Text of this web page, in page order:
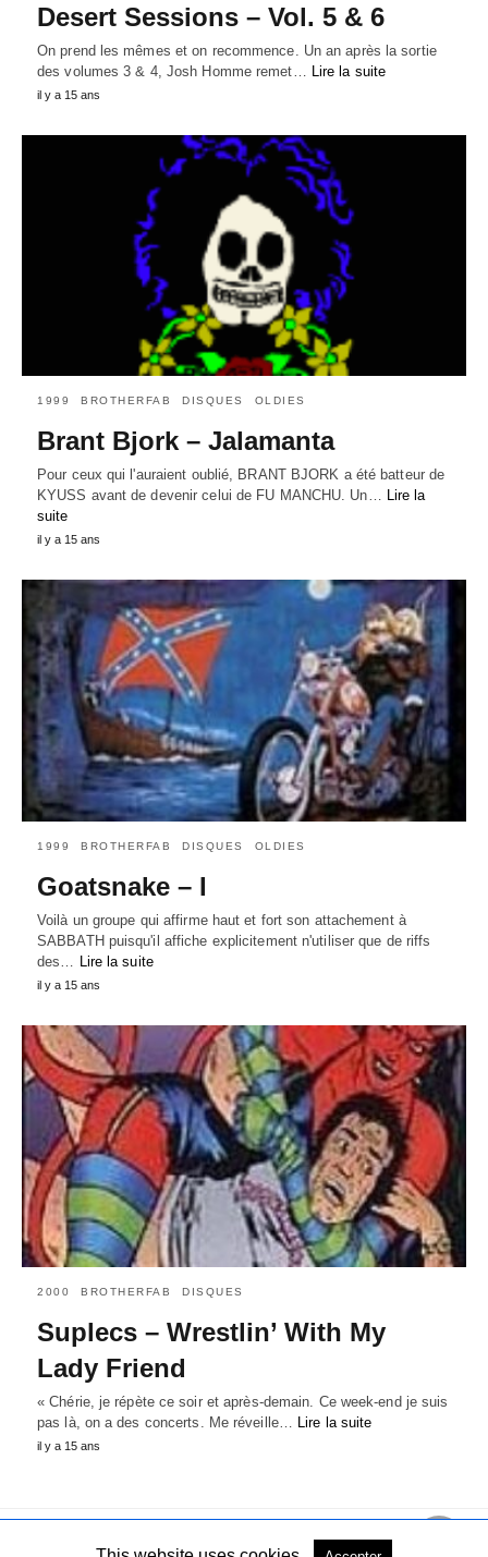
Desert Sessions – Vol. 5 & 6
On prend les mêmes et on recommence. Un an après la sortie
des volumes 3 & 4, Josh Homme remet… Lire la suite
il y a 15 ans
1999 BROTHERFAB DISQUES OLDIES
Brant Bjork – Jalamanta
Pour ceux qui l'auraient oublié, BRANT BJORK a été batteur de
KYUSS avant de devenir celui de FU MANCHU. Un… Lire la
suite
il y a 15 ans
1999 BROTHERFAB DISQUES OLDIES
Goatsnake – I
Voilà un groupe qui affirme haut et fort son attachement à
SABBATH puisqu'il affiche explicitement n'utiliser que de riffs
des… Lire la suite
il y a 15 ans
2000 BROTHERFAB DISQUES
Suplecs – Wrestlin’ With My
Lady Friend
« Chérie, je répète ce soir et après-demain. Ce week-end je suis
pas là, on a des concerts. Me réveille… Lire la suite
il y a 15 ans